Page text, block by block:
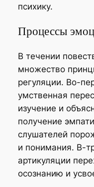
психику.
Процессы
В течении
множество
регуляции. Во-
умственная
изучение и
получение
слушателей
и понимания. В-
артикуляции
осознанию и